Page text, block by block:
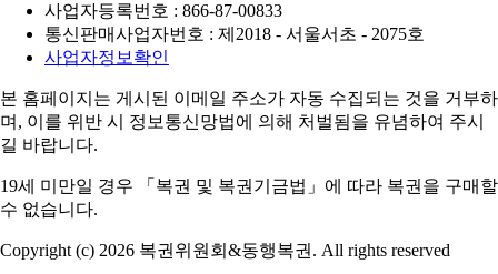
사업자등록번호 : 866-87-00833
통신판매사업자번호 : 제2018 - 서울서초 - 2075호
사업자정보확인
본 홈페이지는 게시된 이메일 주소가 자동 수집되는 것을 거부하
며, 이를 위반 시 정보통신망법에 의해 처벌됨을 유념하여 주시
길 바랍니다.
19세 미만일 경우 「복권 및 복권기금법」에 따라 복권을 구매할
수 없습니다.
Copyright (c) 2026 복권위원회&동행복권. All rights reserved